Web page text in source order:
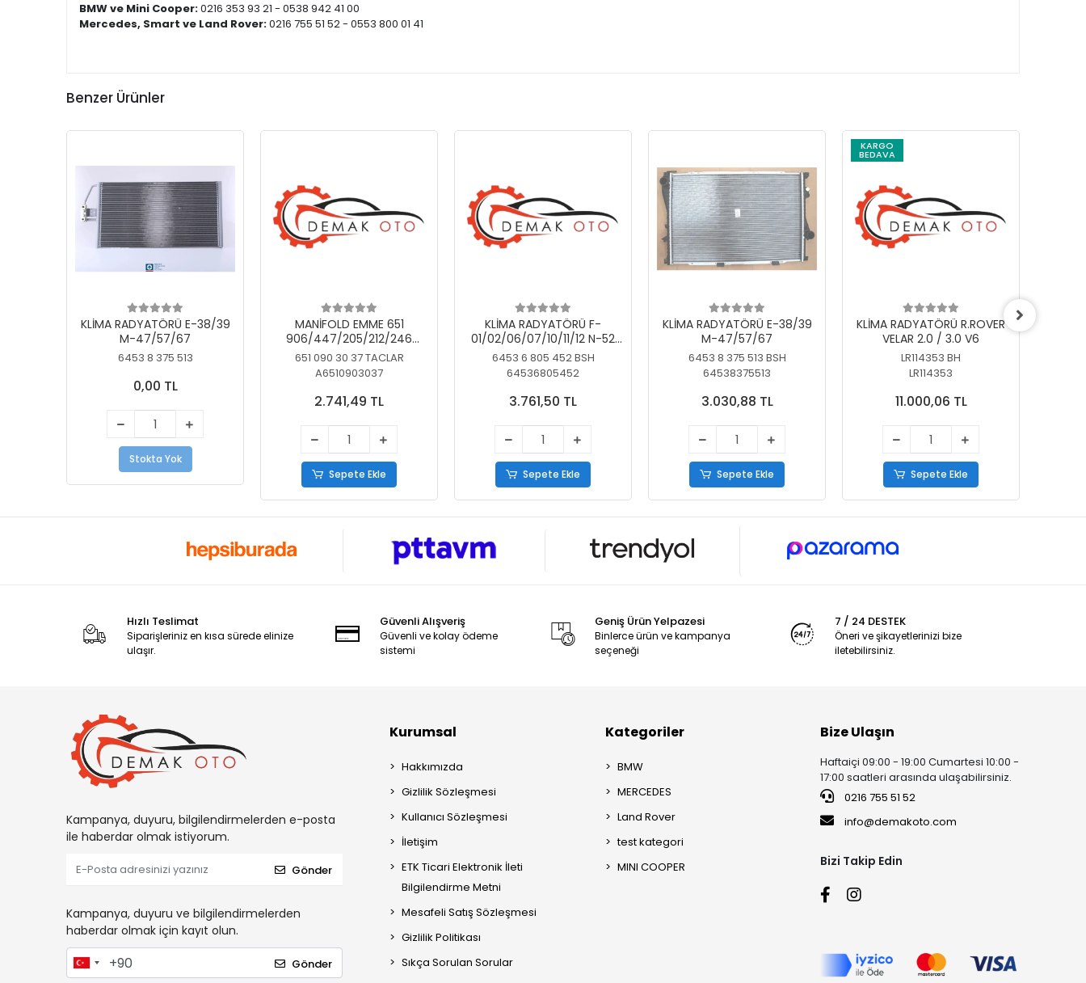
BMW ve Mini Cooper:0216 353 93 21 - 0538 942 41 00
Mercedes, Smart ve Land Rover:0216 755 51 52 - 0553 800 01 41
Benzer Ürünler
KLİMA RADYATÖRÜ E-38/39
M-47/57/67
6453 8 375 513
0,00 TL
Stokta Yok
MANİFOLD EMME 651
906/447/205/212/246
KELEBEKSİZ
651 090 30 37 TACLAR
A6510903037
2.741,49 TL
Sepete Ekle
KLİMA RADYATÖRÜ F-
01/02/06/07/10/11/12 N-52
N/N-53/57/63
6453 6 805 452 BSH
64536805452
3.761,50 TL
Sepete Ekle
KLİMA RADYATÖRÜ E-38/39
M-47/57/67
6453 8 375 513 BSH
64538375513
3.030,88 TL
Sepete Ekle
KARGO
BEDAVA
KLİMA RADYATÖRÜ R.ROVER
VELAR 2.0 / 3.0 V6
LR114353 BH
LR114353
11.000,06 TL
Sepete Ekle
Hızlı Teslimat
Siparişleriniz en kısa sürede elinize
ulaşır.
Güvenli Alışveriş
Güvenli ve kolay ödeme
sistemi
Geniş Ürün Yelpazesi
Binlerce ürün ve kampanya
seçeneği
7 / 24 DESTEK
Öneri ve şikayetlerinizi bize
iletebilirsiniz.
Kampanya, duyuru, bilgilendirmelerden e-posta
ile haberdar olmak istiyorum.
Gönder
Kampanya, duyuru ve bilgilendirmelerden
haberdar olmak için kayıt olun.
Gönder
Kurumsal
Hakkımızda
Gizlilik Sözleşmesi
Kullanıcı Sözleşmesi
İletişim
ETK Ticari Elektronik İleti
Bilgilendirme Metni
Mesafeli Satış Sözleşmesi
Gizlilik Politikası
Sıkça Sorulan Sorular
Kategoriler
BMW
MERCEDES
Land Rover
test kategori
MINI COOPER
Bize Ulaşın
Haftaiçi 09:00 - 19:00 Cumartesi 10:00 -
17:00 saatleri arasında ulaşabilirsiniz.
0216 755 51 52
info@demakoto.com
Bizi Takip Edin